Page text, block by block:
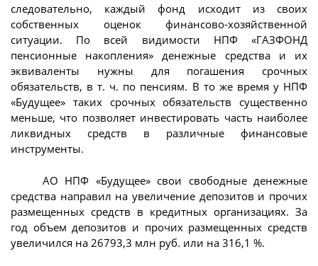
следовательно, каждый фонд исходит из своих
собственных оценок финансово-хозяйственной
ситуации. По всей видимости НПФ «ГАЗФОНД
пенсионные накопления» денежные средства и их
эквиваленты нужны для погашения срочных
обязательств, в т. ч. по пенсиям. В то же время у НПФ
«Будущее» таких срочных обязательств существенно
меньше, что позволяет инвестировать часть наиболее
ликвидных средств в различные финансовые
инструменты.
АО НПФ «Будущее» свои свободные денежные
средства направил на увеличение депозитов и прочих
размещенных средств в кредитных организациях. За
год объем депозитов и прочих размещенных средств
увеличился на 26793,3 млн руб. или на 316,1 %.